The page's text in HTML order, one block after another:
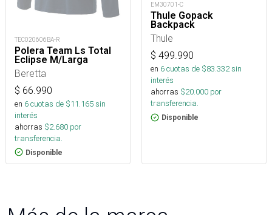
TEC020606BA-R
Polera Team Ls Total
Eclipse M/Larga
Beretta
$ 66.990
en 6cuotas de $11.165sin
interés
ahorras $2.680 por
transferencia.
Disponible
EM30701-C
Thule Gopack
Backpack
Thule
$ 499.990
en 6cuotas de $83.332sin
interés
ahorras $20.000 por
transferencia.
Disponible